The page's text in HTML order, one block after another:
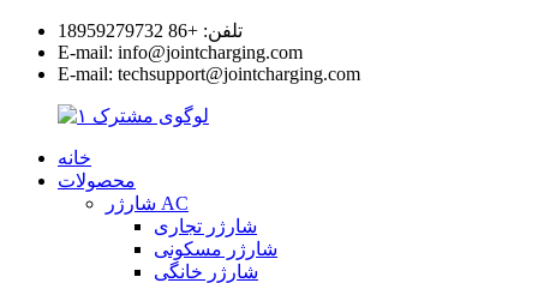
تلفن: +86 18959279732
E-mail: info@jointcharging.com
E-mail: techsupport@jointcharging.com
خانه
محصولات
شارژر AC
شارژر تجاری
شارژر مسکونی
شارژر خانگی